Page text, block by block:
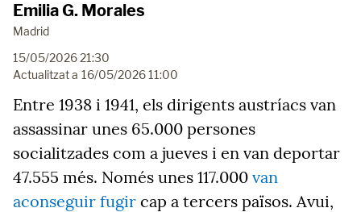
Emilia G. Morales
Madrid
15/05/2026 21:30
Actualitzat a 16/05/2026 11:00
Entre 1938 i 1941, els dirigents austríacs van
assassinar unes 65.000 persones
socialitzades com a jueves i en van deportar
47.555 més. Només unes 117.000 van
aconseguir fugir cap a tercers països. Avui,